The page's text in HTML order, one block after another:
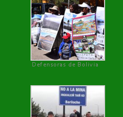
Defensoras de Bolivia